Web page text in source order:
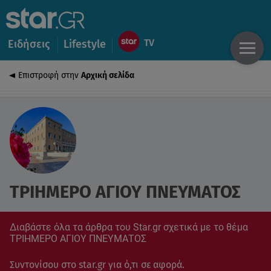
Ειδήσεις Lifestyle
Επιστροφή στην Αρχική σελίδα
ΤΡΙΗΜΕΡΟ ΑΓΙΟΥ ΠΝΕΥΜΑΤΟΣ
Διαβάστε όλα τα άρθρα του Star.gr σχετικά με το θέμα
ΤΡΙΗΜΕΡΟ ΑΓΙΟΥ ΠΝΕΥΜΑΤΟΣ
Συντονίσου στο star.gr για ό,τι σε αφορά.